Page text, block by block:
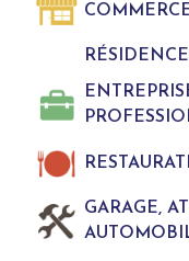
GARAGE,